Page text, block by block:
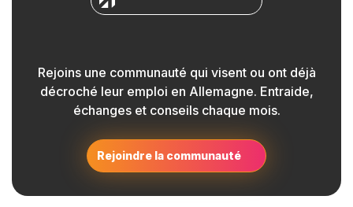
Rejoins une communauté qui visent ou ont déjà
décroché leur emploi en Allemagne. Entraide,
échanges et conseils chaque mois.
Rejoindre la communauté